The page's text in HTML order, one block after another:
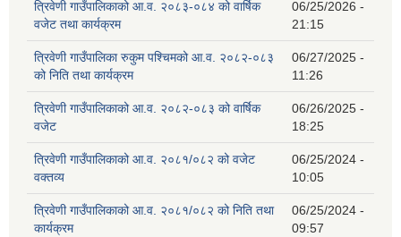
त्रिवेणी गाउँपालिकाको आ.व. २०८३-०८४ को वार्षिक
वजेट तथा कार्यक्रम
06/25/2026 -
21:15
त्रिवेणी गाउँपालिका रुकुम पश्‍चिमको आ.व. २०८२-०८३
को निति तथा कार्यक्रम
06/27/2025 -
11:26
त्रिवेणी गाउँपालिकाको आ.व. २०८२-०८३ को वार्षिक
वजेट
06/26/2025 -
18:25
त्रिवेणी गाउँपालिकाको आ.व. २०८१/०८२ को वजेट
वक्तव्य
06/25/2024 -
10:05
त्रिवेणी गाउँपालिकाको आ.व. २०८१/०८२ को निति तथा
कार्यक्रम
06/25/2024 -
09:57